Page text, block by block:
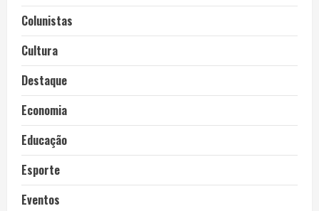
Colunistas
Cultura
Destaque
Economia
Educação
Esporte
Eventos